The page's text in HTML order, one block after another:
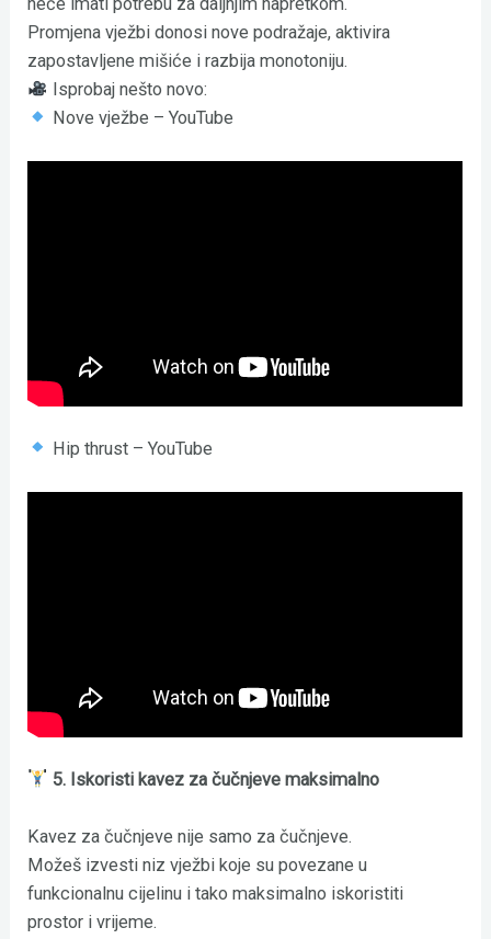
Promjena vježbi donosi nove podražaje, aktivira
zapostavljene mišiće i razbija monotoniju.
Isprobaj nešto novo:
Nove vježbe – YouTube
Hip thrust – YouTube
5. Iskoristi kavez za čučnjeve maksimalno
Kavez za čučnjeve nije samo za čučnjeve.
Možeš izvesti niz vježbi koje su povezane u
funkcionalnu cijelinu i tako maksimalno iskoristiti
prostor i vrijeme.